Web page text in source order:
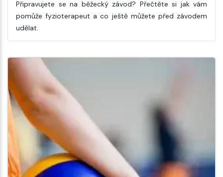
Připravujete se na běžecký závod? Přečtěte si jak vám
pomůže fyzioterapeut a co ještě můžete před závodem
udělat.